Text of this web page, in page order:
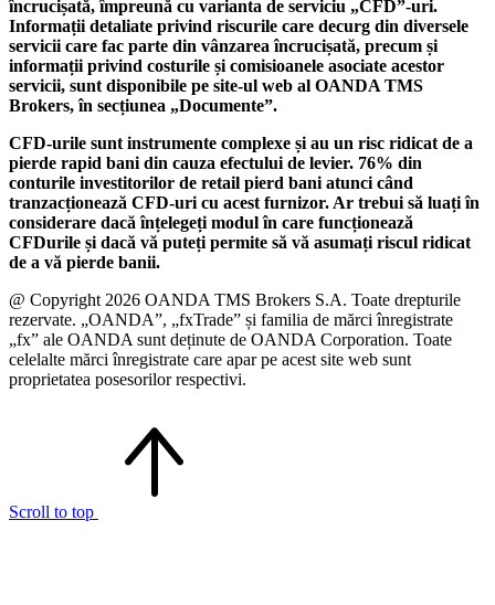
încrucișată, împreună cu varianta de serviciu „CFD”-uri.
Informații detaliate privind riscurile care decurg din diversele
servicii care fac parte din vânzarea încrucișată, precum și
informații privind costurile și comisioanele asociate acestor
servicii, sunt disponibile pe site-ul web al OANDA TMS
Brokers, în secțiunea „Documente”.
CFD-urile sunt instrumente complexe și au un risc ridicat de a
pierde rapid bani din cauza efectului de levier. 76% din
conturile investitorilor de retail pierd bani atunci când
tranzacționează CFD-uri cu acest furnizor. Ar trebui să luați în
considerare dacă înțelegeți modul în care funcționează
CFDurile și dacă vă puteți permite să vă asumați riscul ridicat
de a vă pierde banii.
@ Copyright 2026 OANDA TMS Brokers S.A. Toate drepturile
rezervate. „OANDA”, „fxTrade” și familia de mărci înregistrate
„fx” ale OANDA sunt deținute de OANDA Corporation. Toate
celelalte mărci înregistrate care apar pe acest site web sunt
proprietatea posesorilor respectivi.
Scroll to top